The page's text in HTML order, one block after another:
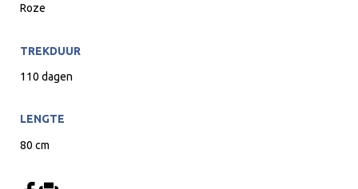
Roze
TREKDUUR
110 dagen
LENGTE
80 cm